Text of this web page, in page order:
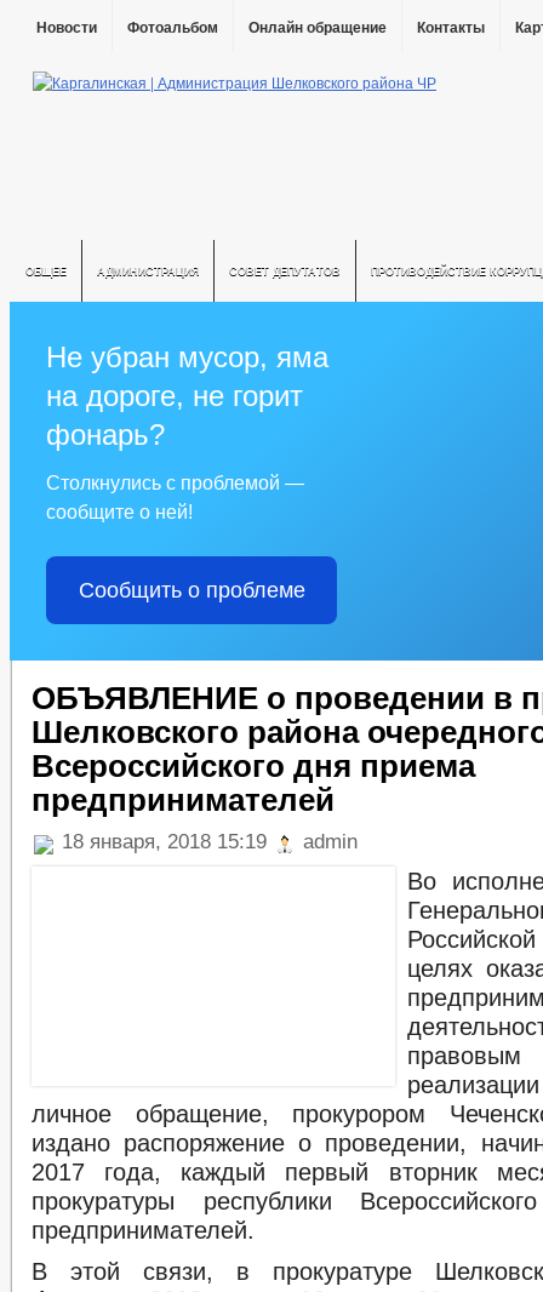
Новости Фотоальбом Онлайн обращение Контакты
ОБЩЕЕ АДМИНИСТРАЦИЯ СОВЕТ ДЕПУТАТОВ ПРОТИВОДЕЙСТВИЕ
Не убран мусор, яма
на дороге, не горит
фонарь?
Столкнулись с проблемой —
сообщите о ней!
Сообщить о проблеме
ОБЪЯВЛЕНИЕ о проведении в
Шелковского района
Всероссийского дня приема
предпринимателей
18 января, 2018 15:19 admin
Во
целях
личное обращение, прокурором
издано распоряжение о проведении,
2017 года, каждый первый вторник
прокуратуры республики
предпринимателей.
В этой связи, в прокуратуре